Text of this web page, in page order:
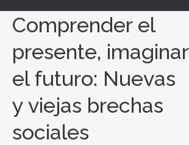
Comprender el
presente, imaginar
el futuro: Nuevas
y viejas brechas
sociales